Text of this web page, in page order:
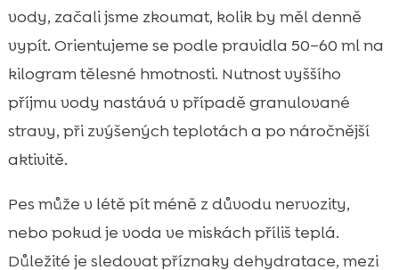
vody, začali jsme zkoumat, kolik by měl denně
vypít. Orientujeme se podle pravidla 50–60 ml na
kilogram tělesné hmotnosti. Nutnost vyššího
příjmu vody nastává v případě granulované
stravy, při zvýšených teplotách a po náročnější
aktivitě.
Pes může v létě pít méně z důvodu nervozity,
nebo pokud je voda ve miskách příliš teplá.
Důležité je sledovat příznaky dehydratace, mezi